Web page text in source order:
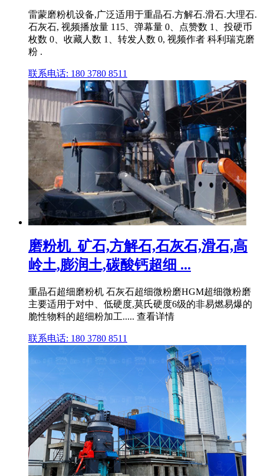
雷蒙磨粉机设备,广泛适用于重晶石.方解石.滑石.大理石.
石灰石, 视频播放量 115、弹幕量 0、点赞数 1、投硬币
枚数 0、收藏人数 1、转发人数 0, 视频作者 科利瑞克磨
粉 .
联系电话: 180 3780 8511
磨粉机_矿石,方解石,石灰石,滑石,高
岭土,膨润土,碳酸钙超细 ...
重晶石超细磨粉机 石灰石超细微粉磨HGM超细微粉磨
主要适用于对中、低硬度,莫氏硬度6级的非易燃易爆的
脆性物料的超细粉加工..... 查看详情
联系电话: 180 3780 8511